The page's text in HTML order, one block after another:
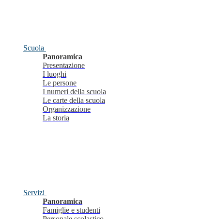
Scuola
Panoramica
Presentazione
I luoghi
Le persone
I numeri della scuola
Le carte della scuola
Organizzazione
La storia
Servizi
Panoramica
Famiglie e studenti